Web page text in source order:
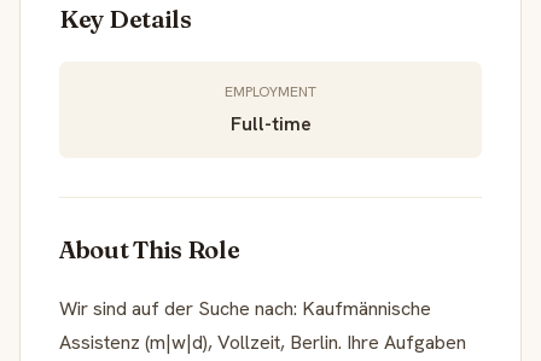
Key Details
EMPLOYMENT
Full-time
About This Role
Wir sind auf der Suche nach: Kaufmännische
Assistenz (m|w|d), Vollzeit, Berlin. Ihre Aufgaben